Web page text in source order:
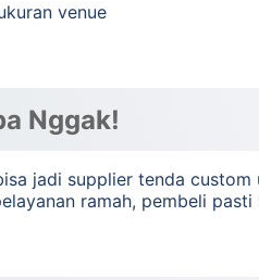
venue
Nggak!
jadi supplier tenda
ramah, pembeli pasti